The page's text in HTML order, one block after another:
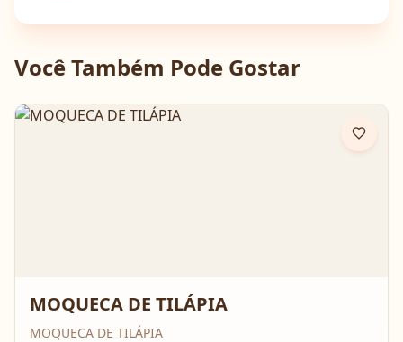
Você Também Pode Gostar
MOQUECA DE TILÁPIA
MOQUECA DE TILÁPIA